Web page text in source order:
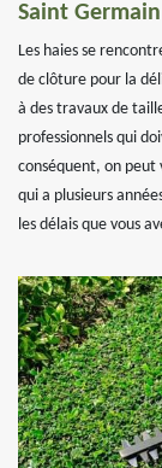
Saint
Les haies se
de clôture pour la
à des travaux de
professionnels qui
conséquent, on peut
qui a plusieurs
les délais que vous